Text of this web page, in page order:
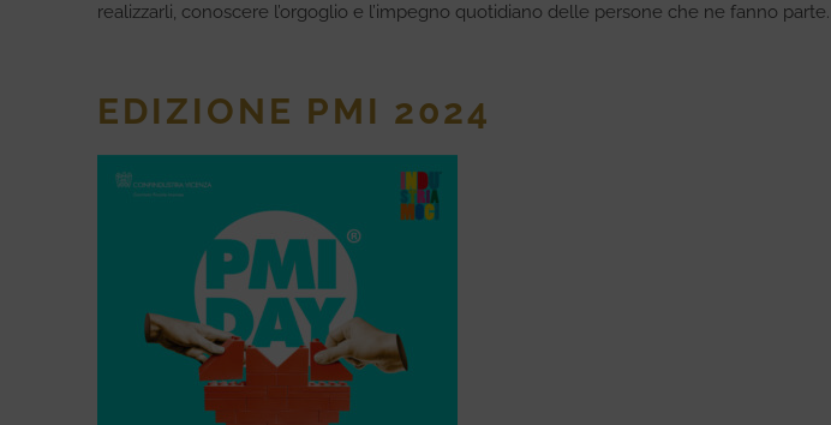
realizzarli, conoscere l’orgoglio e l’impegno quotidiano delle persone che ne fanno parte.
EDIZIONE PMI 2024